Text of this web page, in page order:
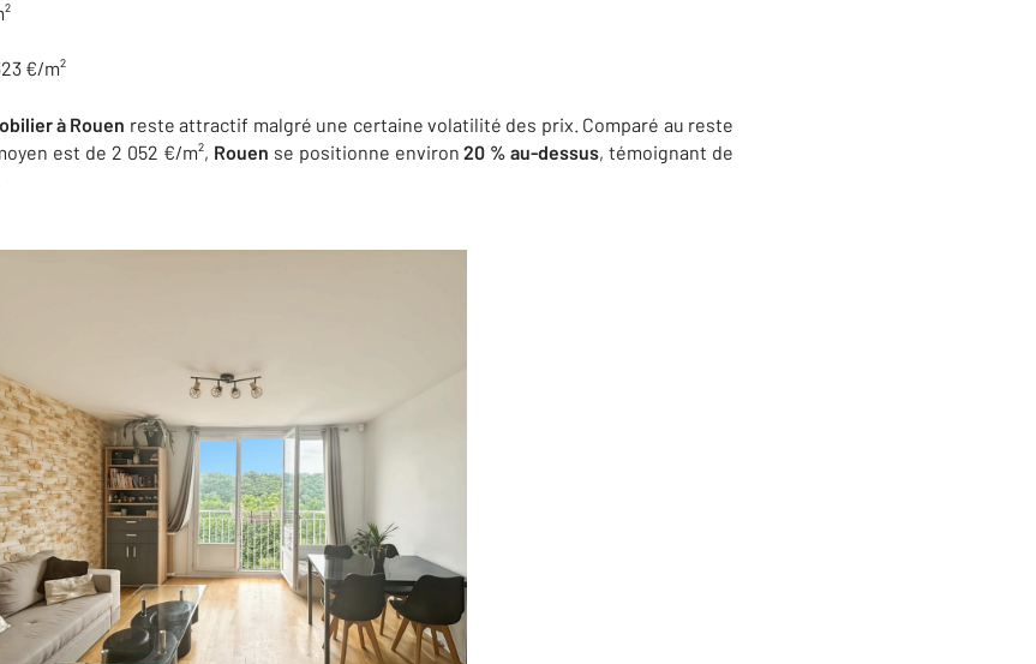
€/m²
à Rouen reste attractif malgré une certaine volatilité des prix. Comparé au reste
est de 2 052 €/m², Rouen se positionne environ20 % au-dessus, témoignant de